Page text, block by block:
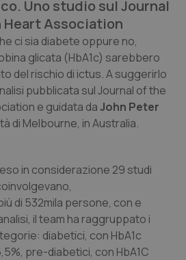
Uno studio sul Journal
Association
ci sia diabete oppure no,
glicata (HbA1c) sarebbero
del rischio di ictus. A suggerirlo
pubblicata sulJournal of the
e guidata daJohn Peter
di Melbourne, in Australia.
in considerazione 29 studi
di 532mila persone, con e
il team ha raggruppato i
diabetici, con HbA1c
pre-diabetici, con HbA1C